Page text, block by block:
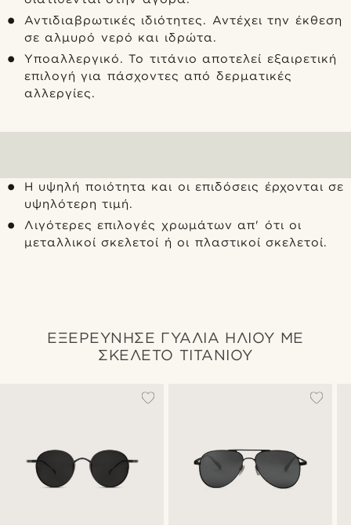
Αντιδιαβρωτικές ιδιότητες. Αντέχει την έκθεση
σε αλμυρό νερό και ιδρώτα.
Υποαλλεργικό. Το τιτάνιο αποτελεί εξαιρετική
επιλογή για πάσχοντες από δερματικές
αλλεργίες.
Η υψηλή ποιότητα και οι επιδόσεις έρχονται σε
υψηλότερη τιμή.
Λιγότερες επιλογές χρωμάτων απ' ότι οι
μεταλλικοί σκελετοί ή οι πλαστικοί σκελετοί.
ΕΞΕΡΕΥΝΗΣΕ ΓΥΑΛΙΑ ΗΛΙΟΥ ΜΕ
ΣΚΕΛΕΤΟ ΤΙΤΑΝΙΟΥ